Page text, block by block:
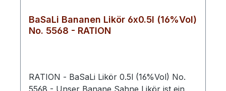
BaSaLi Bananen Likör 6x0.5l (16%Vol)
No. 5568 - RATION
RATION - BaSaLi Likör 0.5l (16%Vol) No.
5568 - Unser Banane Sahne Likör ist ein